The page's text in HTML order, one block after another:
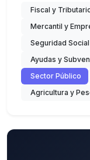
Fiscal y
Mercantil y
Seguridad Social
Ayudas y
Sector Público
Agricultura y